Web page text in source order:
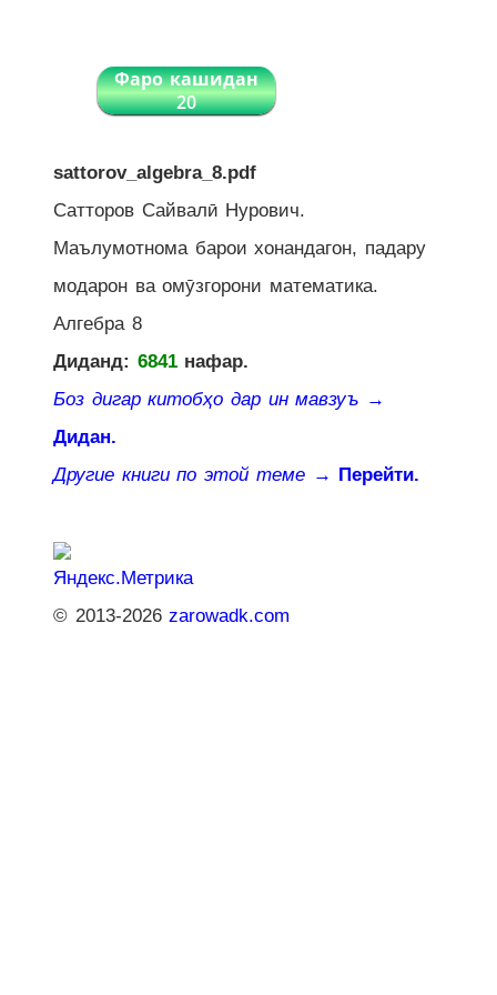
Фаро кашидан
20
sattorov_algebra_8.pdf
Сатторов Сайвалӣ Нурович.
Маълумотнома барои хонандагон, падару
модарон ва омӯзгорони математика.
Алгебра 8
Диданд: 6841нафар.
Боз дигар китобҳо дар ин мавзуъ →
Дидан.
Другие книги по этой теме → Перейти.
© 2013-2026zarowadk.com